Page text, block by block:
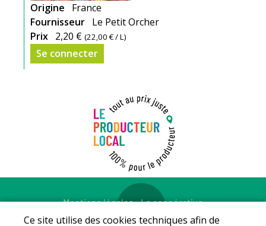
Origine
France
Fournisseur Le Petit Orcher
Prix 2,20 € (22,00 €/ L)
Se connecter
Mentions légales-La coopérative
© Copyright 2026 - LE PRODUCTEUR LOCAL - Tous droits
Ce site utilise des cookies techniques afin de